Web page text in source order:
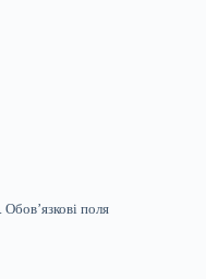
Обов’язкові поля